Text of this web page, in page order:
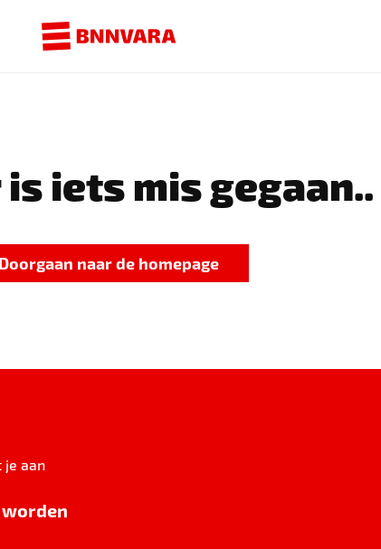
is iets mis gegaan..
Doorgaan naar de homepage
je aan